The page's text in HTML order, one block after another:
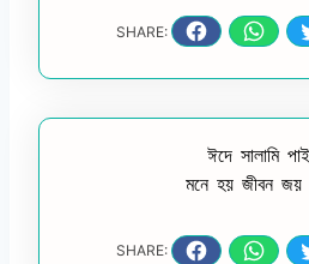
SHARE:
ঈদে সালামি
মনে হয় জীবন জয়
SHARE: